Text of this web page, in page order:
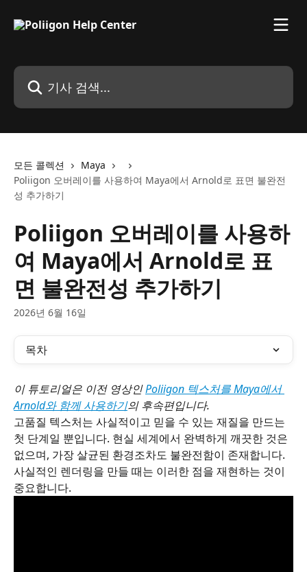
기사 검색...
모든 콜렉션
Maya
Poliigon 오버레이를 사용하여 Maya에서 Arnold로 표면 불완전
성 추가하기
Poliigon 오버레이를 사용하
여 Maya에서 Arnold로 표
면 불완전성 추가하기
2026년 6월 16일
목차
이 튜토리얼은 이전 영상인 Poliigon 텍스처를 Maya에서
Arnold와 함께 사용하기의 후속편입니다.
고품질 텍스처는 사실적이고 믿을 수 있는 재질을 만드는
첫 단계일 뿐입니다. 현실 세계에서 완벽하게 깨끗한 것은
없으며, 가장 살균된 환경조차도 불완전함이 존재합니다.
사실적인 렌더링을 만들 때는 이러한 점을 재현하는 것이
중요합니다.